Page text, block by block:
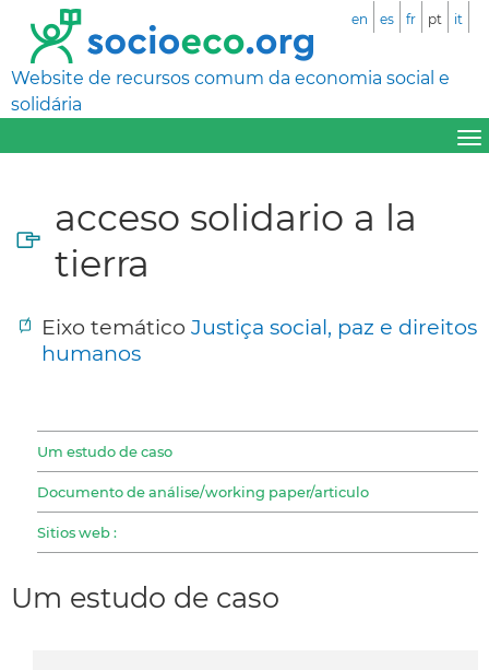
Website de recursos comum da economia social e
solidária
en es fr pt it
acceso solidario a la
tierra
Eixo temático Justiça social, paz e direitos
humanos
Um estudo de caso
Documento de análise/working paper/articulo
Sitios web :
Um estudo de caso